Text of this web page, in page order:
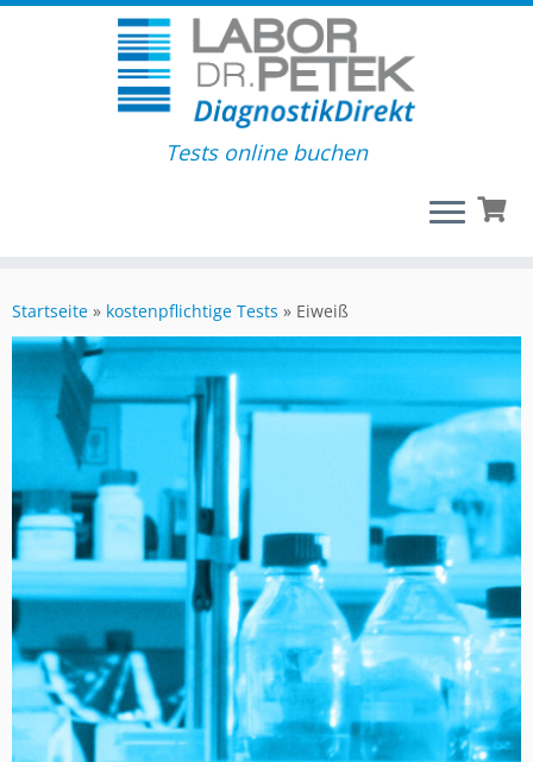
Tests online buchen
Startseite » kostenpflichtige Tests » Eiweiß